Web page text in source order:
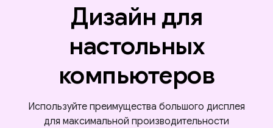
Дизайн для
настольных
компьютеров
Используйте преимущества большого дисплея
для максимальной производительности